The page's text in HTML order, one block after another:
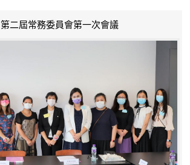
第二屆常務委員會第一次會議